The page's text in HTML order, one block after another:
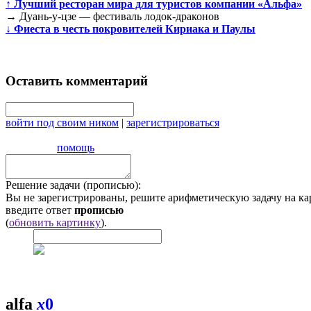
↑ Лучший ресторан мира для туристов компании «Альфа»
→ Дуань-у-цзе — фестиваль лодок-драконов
↓ Фиеста в честь покровителей Кириака и Паулы
Оставить комментарий
войти под своим ником | зарегистрироваться
помощь
Решение задачи (прописью):
Вы не зарегистрированы, решите арифметическую задачу на
введите ответ прописью
(обновить картинку).
alfax0